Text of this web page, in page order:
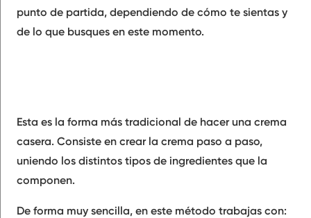
punto de partida, dependiendo de cómo te sientas y
de lo que busques en este momento.
Esta es la forma más tradicional de hacer una crema
casera. Consiste en crear la crema paso a paso,
uniendo los distintos tipos de ingredientes que la
componen.
De forma muy sencilla, en este método trabajas con: